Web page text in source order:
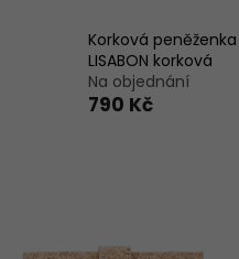
Korková peněženka
LISABON korková
Na objednání
790 Kč